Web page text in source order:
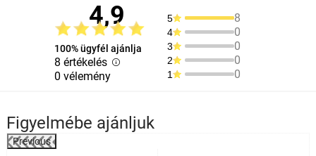
Anyaga: rozsdamentes acél/fa
4,9
100% ügyfél ajánlja
8 értékelés
0 vélemény
5 8
4 0
3 0
2 0
1 0
Figyelmébe ajánljuk
Previous